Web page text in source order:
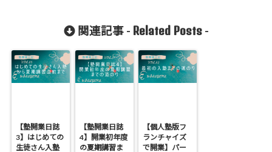
関連記事 - Related Posts-
【塾開業日誌
3】はじめての
生徒さん入塾
【塾開業日誌
4】開業初年度
の夏期講習ま
【個人塾版フ
ランチャイズ
で開業】パー